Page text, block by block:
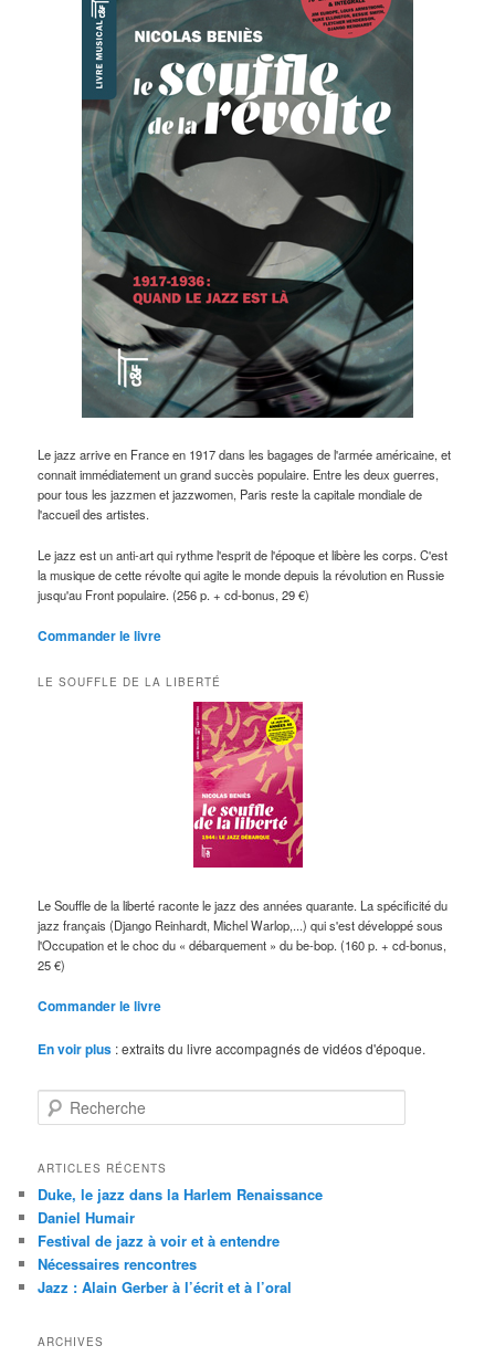
Le jazz arrive en France en 1917 dans les bagages de l'armée américaine, et
connait immédiatement un grand succès populaire. Entre les deux guerres,
pour tous les jazzmen et jazzwomen, Paris reste la capitale mondiale de
l'accueil des artistes.
Le jazz est un anti-art qui rythme l'esprit de l'époque et libère les corps. C'est
la musique de cette révolte qui agite le monde depuis la révolution en Russie
jusqu'au Front populaire. (256 p. + cd-bonus, 29 €)
Commander le livre
LE SOUFFLE DE LA LIBERTÉ
Le Souffle de la liberté raconte le jazz des années quarante. La spécificité du
jazz français (Django Reinhardt, Michel Warlop,...) qui s'est développé sous
l'Occupation et le choc du « débarquement » du be-bop. (160 p. + cd-bonus,
25 €)
Commander le livre
En voir plus : extraits du livre accompagnés de vidéos d'époque.
e
h
r
c
h
e
ARTICLES RÉCENTS
Duke, le jazz dans la Harlem Renaissance
Daniel Humair
Festival de jazz à voir et à entendre
Nécessaires rencontres
Jazz : Alain Gerber à l’écrit et à l’oral
ARCHIVES